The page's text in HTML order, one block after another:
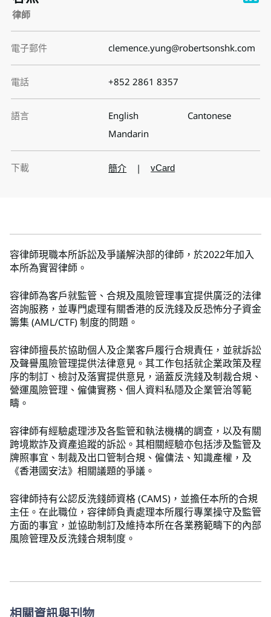
律師
電子郵件 clemence.yung@robertsonshk.com
電話 +852 2861 8357
語言 English
Cantonese
Mandarin
下載 簡介 | vCard
容律師現職本所訴訟及爭議解決部的律師，於2022年加入
本所為實習律師。
容律師為客戶就監管、合規及風險管理事宜提供廣泛的法律
咨詢服務，並專門處理有關香港的反洗錢及反恐怖分子資金
籌集 (AML/CTF) 制度的問題。
容律師擅長於協助個人及企業客戶履行合規責任，並就訴訟
及聲譽風險管理提供法律意見。其工作包括就企業政策及程
序的制訂、檢討及落實提供意見，涵蓋反洗錢及制裁合規、
營運風險管理、僱傭實務、個人資料私隱及企業管治等範
疇。
容律師有經驗處理涉及各監管和執法機構的調查，以及有關
跨境欺詐及資產追蹤的訴訟。其相關經驗亦包括涉及監管及
牌照事宜、制裁及出口管制合規、僱傭法、知識產權，及
《香港國安法》相關議題的爭議。
容律師持有公認反洗錢師資格 (CAMS)，並擔任本所的合規
主任。在此職位，容律師負責處理本所履行專業操守及監管
方面的事宜，並協助制訂及維持本所在各業務範疇下的內部
風險管理及反洗錢合規制度。
相關資訊與刊物